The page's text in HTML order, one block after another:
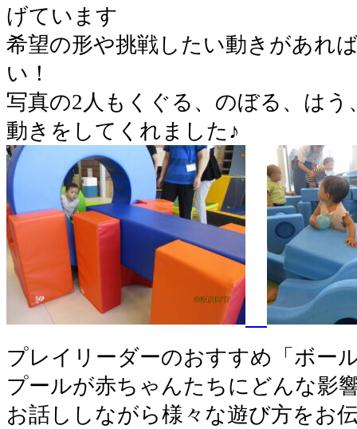
げています
希望の形や挑戦したい動きがあれ
い！
写真の2人もくぐる、のぼる、は
動きをしてくれました♪
プレイリーダーのおすすめ「ボー
プールが赤ちゃんたちにどんな影
お話ししながら様々な遊び方をお